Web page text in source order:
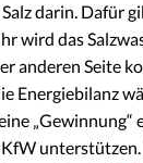
darin. Dafür
wird das
anderen Seite
Energiebilanz